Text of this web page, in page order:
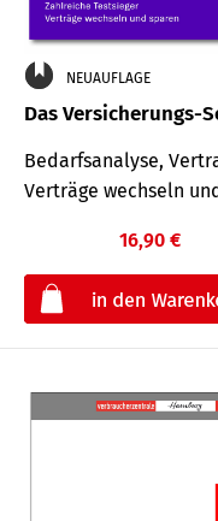
NEUAUFLAGE
Das Versicherungs-
Bedarfsanalyse,
Verträge wechseln
16,90 €